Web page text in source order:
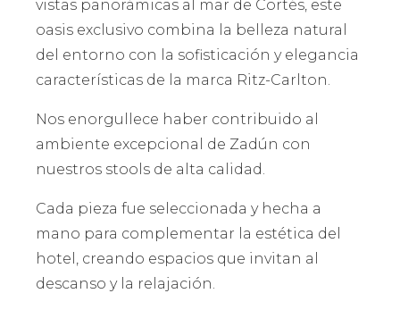
vistas panorámicas al mar de Cortés, este
oasis exclusivo combina la belleza natural
del entorno con la sofisticación y elegancia
características de la marca Ritz-Carlton.
Nos enorgullece haber contribuido al
ambiente excepcional de Zadún con
nuestros stools de alta calidad.
Cada pieza fue seleccionada y hecha a
mano para complementar la estética del
hotel, creando espacios que invitan al
descanso y la relajación.